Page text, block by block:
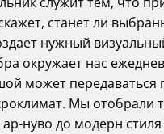
станет ли
нужный
окружает нас
может передаваться
Мы отобрали
нуво до модерн